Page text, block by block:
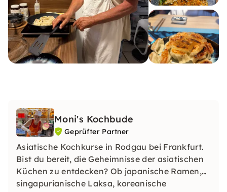
Moni's Kochbude
Geprüfter Partner
Asiatische Kochkurse in Rodgau bei Frankfurt.
Bist du bereit, die Geheimnisse der asiatischen
Küchen zu entdecken? Ob japanische Ramen,
singapurianische Laksa, koreanische